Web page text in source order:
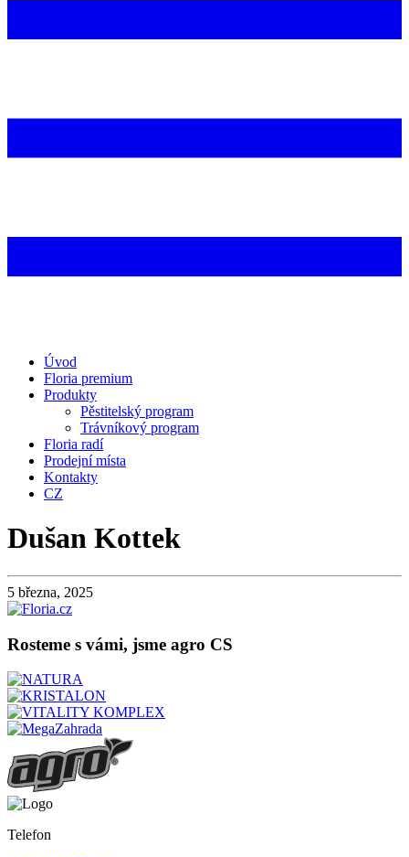
Úvod
Floria premium
Produkty
Pěstitelský program
Trávníkový program
Floria radí
Prodejní místa
Kontakty
CZ
Dušan Kottek
5 března, 2025
Rosteme s vámi, jsme agro CS
Telefon